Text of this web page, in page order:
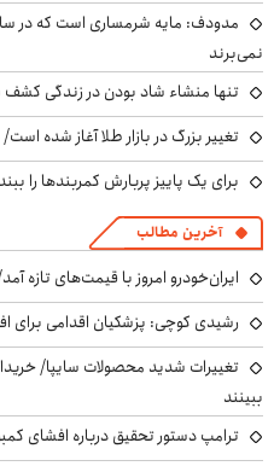
مدودف: مایه شرمساری است که در
نمی‌برند
تنها منشاء شاد بودن در زندگی
تغییر بزرگ در بازار طلا آغاز شده
برای یک پاییز پربارش کمربندها را
آخرین مطالب
ایران‌خودرو امروز با قیمت‌های تازه آمد/ جدول
رشیدی کوچی: پزشکیان اقدامی برای
ببینند
ترامپ دستور تحقیق درباره افشای